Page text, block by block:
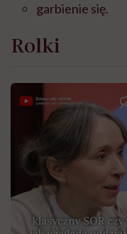
garbienie się.
Rolki